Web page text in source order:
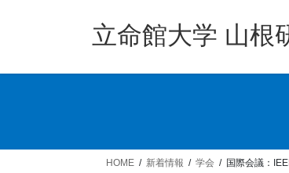
立命館大学 山根
HOME 新着情報 学会 国際会議：